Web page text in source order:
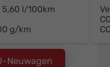
5,60 l/100km
g/km
Neuwagen